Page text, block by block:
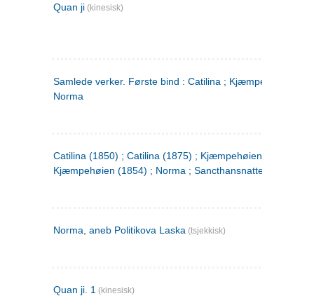
Quan ji (kinesisk)
Samlede verker. Første bind : Catilina ; Kjæmpehøien ;
Norma
Catilina (1850) ; Catilina (1875) ; Kjæmpehøien (1850) ;
Kjæmpehøien (1854) ; Norma ; Sancthansnatten
Norma, aneb Politikova Laska (tsjekkisk)
Quan ji. 1 (kinesisk)